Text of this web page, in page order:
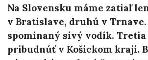
Na Slovensku máme zatiaľ
v Bratislave, druhú v
spomínaný sivý vodík. Tretia
pribudnúť v Košickom kraji.